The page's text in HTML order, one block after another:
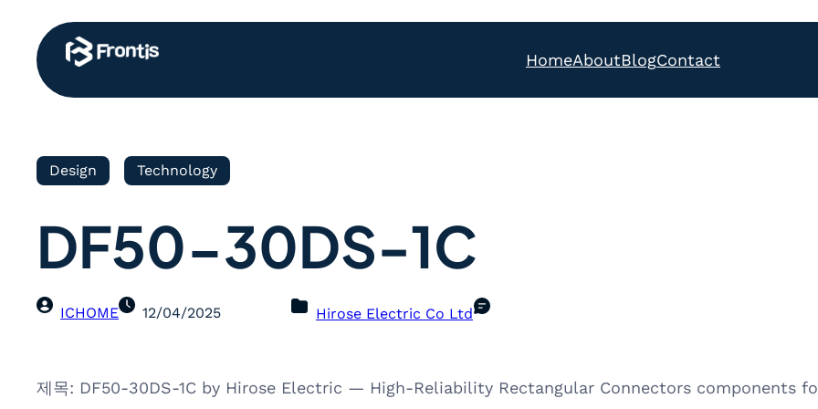
HomeAboutBlogContact
Design Technology
DF50-30DS-1C
ICHOME 12/04/2025 Hirose Electric Co Ltd
제목: DF50-30DS-1C by Hirose Electric — High-Reliability Rectangular Connectors components